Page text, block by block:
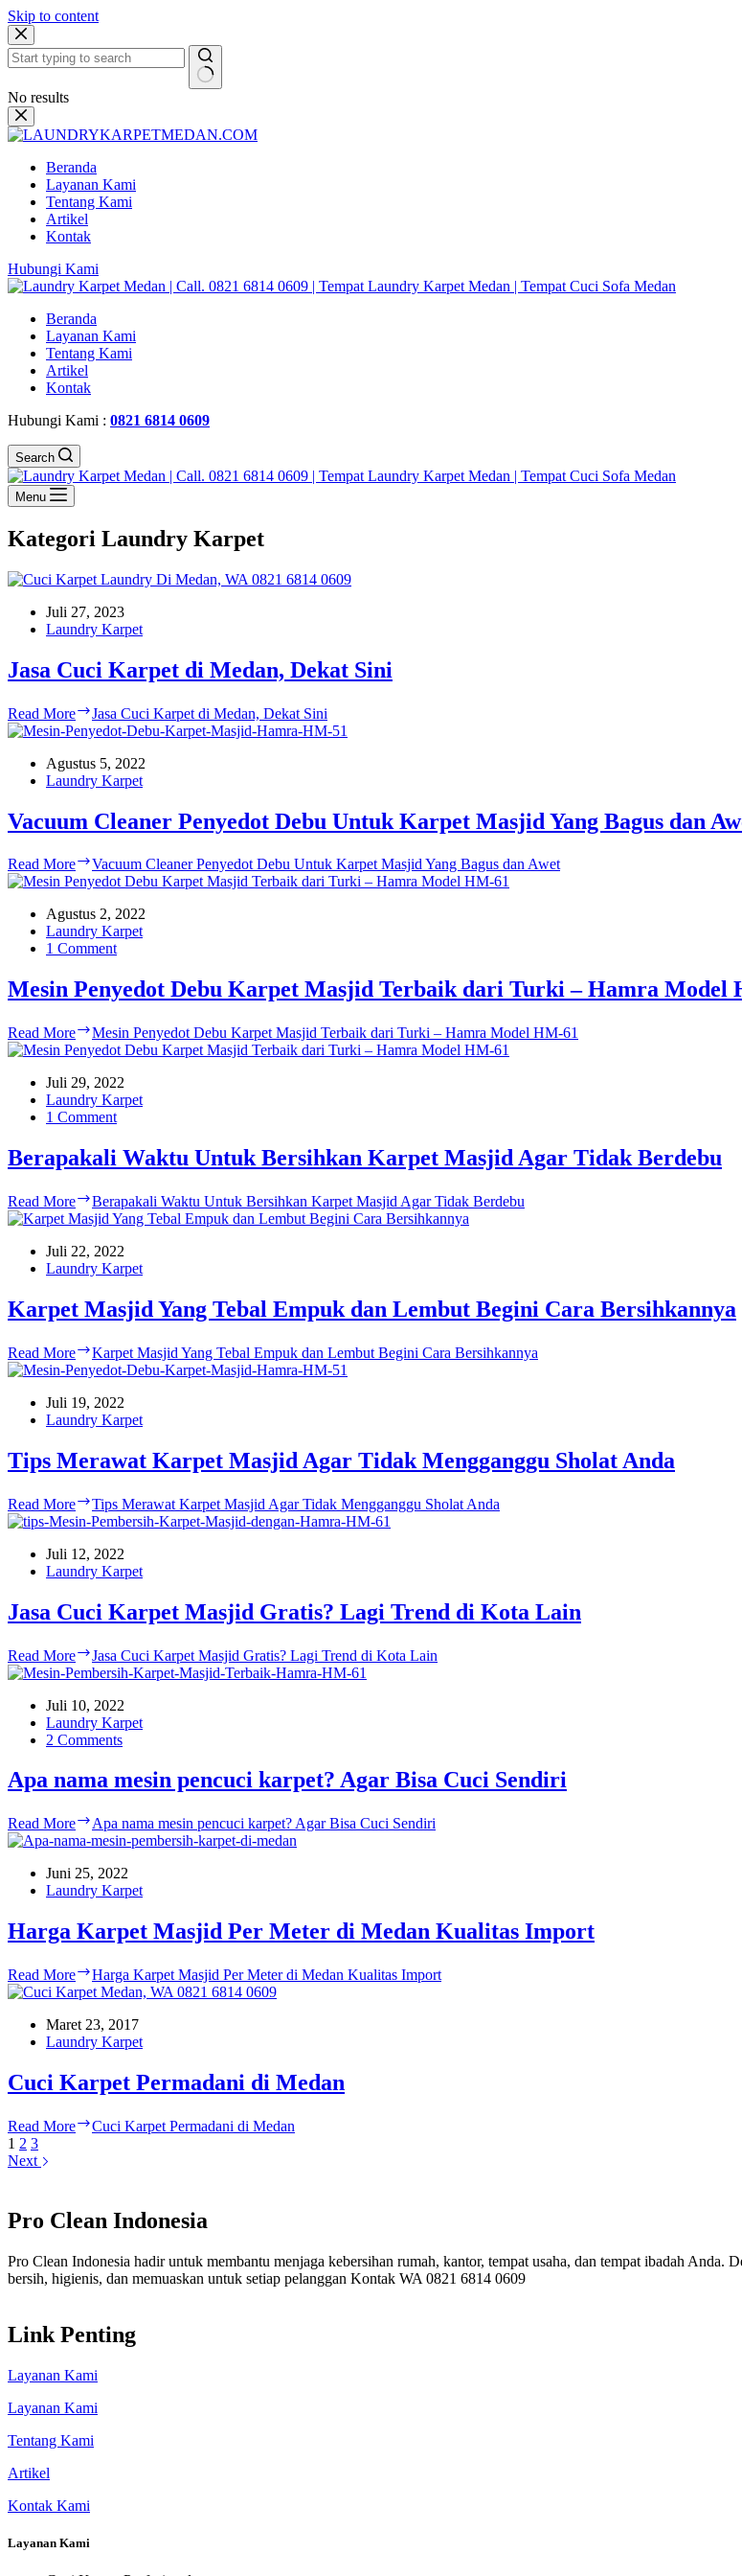
Skip to content
No results
Beranda
Layanan Kami
Tentang Kami
Artikel
Kontak
Hubungi Kami
Beranda
Layanan Kami
Tentang Kami
Artikel
Kontak
Hubungi Kami : 0821 6814 0609
Search
Menu
Kategori Laundry Karpet
Juli 27, 2023
Laundry Karpet
Jasa Cuci Karpet di Medan, Dekat Sini
Read More Jasa Cuci Karpet di Medan, Dekat Sini
Agustus 5, 2022
Laundry Karpet
Vacuum Cleaner Penyedot Debu Untuk Karpet Masjid Yang Bagus dan
Read More Vacuum Cleaner Penyedot Debu Untuk Karpet Masjid Yang Bagus dan Awet
Agustus 2, 2022
Laundry Karpet
1 Comment
Mesin Penyedot Debu Karpet Masjid Terbaik dari Turki – Hamra Model
Read More Mesin Penyedot Debu Karpet Masjid Terbaik dari Turki – Hamra Model HM-61
Juli 29, 2022
Laundry Karpet
1 Comment
Berapakali Waktu Untuk Bersihkan Karpet Masjid Agar Tidak Berdebu
Read More Berapakali Waktu Untuk Bersihkan Karpet Masjid Agar Tidak Berdebu
Juli 22, 2022
Laundry Karpet
Karpet Masjid Yang Tebal Empuk dan Lembut Begini Cara Bersihkannya
Read More Karpet Masjid Yang Tebal Empuk dan Lembut Begini Cara Bersihkannya
Juli 19, 2022
Laundry Karpet
Tips Merawat Karpet Masjid Agar Tidak Mengganggu Sholat Anda
Read More Tips Merawat Karpet Masjid Agar Tidak Mengganggu Sholat Anda
Juli 12, 2022
Laundry Karpet
Jasa Cuci Karpet Masjid Gratis? Lagi Trend di Kota Lain
Read More Jasa Cuci Karpet Masjid Gratis? Lagi Trend di Kota Lain
Juli 10, 2022
Laundry Karpet
2 Comments
Apa nama mesin pencuci karpet? Agar Bisa Cuci Sendiri
Read More Apa nama mesin pencuci karpet? Agar Bisa Cuci Sendiri
Juni 25, 2022
Laundry Karpet
Harga Karpet Masjid Per Meter di Medan Kualitas Import
Read More Harga Karpet Masjid Per Meter di Medan Kualitas Import
Maret 23, 2017
Laundry Karpet
Cuci Karpet Permadani di Medan
Read More
Cuci Karpet Permadani di Medan
1 2 3
Next
Pro Clean Indonesia
Pro Clean Indonesia hadir untuk membantu menjaga kebersihan rumah, kantor, tempat usaha, dan tempat ibadah Anda.
bersih, higienis, dan memuaskan untuk setiap pelanggan Kontak WA 0821 6814 0609
Link Penting
Layanan Kami
Layanan Kami
Tentang Kami
Artikel
Kontak Kami
Layanan Kami